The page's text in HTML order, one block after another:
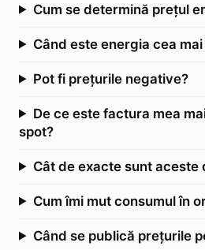
Cum se determină prețul
Când este energia cea
Pot fi prețurile negative?
De ce este factura mea
spot?
Cât de exacte sunt aceste
Cum îmi mut consumul în
Când se publică prețurile